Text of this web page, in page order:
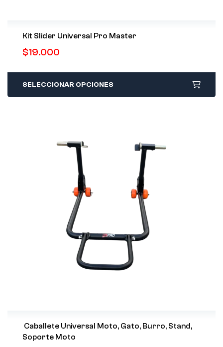
Kit Slider Universal Pro Master
$19.000
SELECCIONAR OPCIONES
Caballete Universal Moto, Gato, Burro, Stand,
Soporte Moto